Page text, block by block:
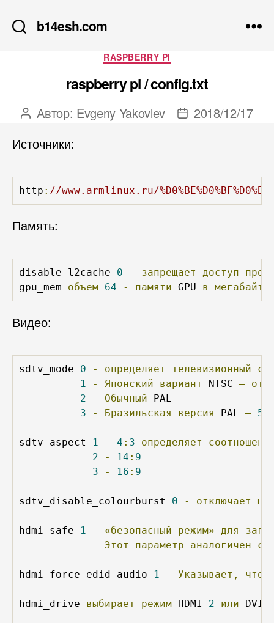
b14esh.com
Рубрики
RASPBERRY PI
raspberry pi / config.txt
Автор
Автор: Evgeny Yakovlev
Дата2018/12/17
Источники:
http : //www.armlinux.ru/
Память:
disable_l2cache 0 - запрещает доступ
gpu_mem объем 64 - памяти GPU в
Видео:
sdtv_mode 0 - определяет телевизионный
1
- Японский вариант NTSC –
2
- Обычный PAL
3
- Бразильская версия PAL –
sdtv_aspect 1 - 4 : 3 определяет
2
- 14 : 9
3
- 16 : 9
sdtv_disable_colourburst 0 - отключает
hdmi_safe 1 - «безопасный режим» для
Этот
параметр аналогичен
hdmi_force_edid_audio 1 - Указывает, что
hdmi_drive выбирает режим HDMI=2 или DVI